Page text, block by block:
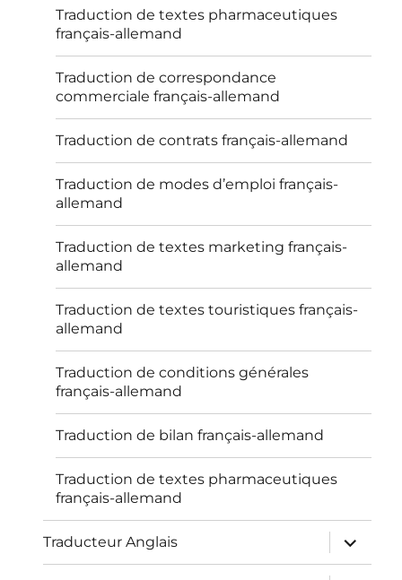
Traduction de textes pharmaceutiques
français-allemand
Traduction de correspondance
commerciale français-allemand
Traduction de contrats français-allemand
Traduction de modes d’emploi français-
allemand
Traduction de textes marketing français-
allemand
Traduction de textes touristiques français-
allemand
Traduction de conditions générales
français-allemand
Traduction de bilan français-allemand
Traduction de textes pharmaceutiques
français-allemand
Traducteur Anglais
ouvrir
le
sous-